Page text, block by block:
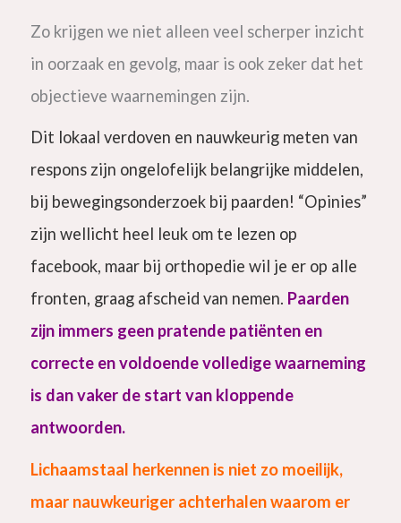
Zo krijgen we niet alleen veel scherper inzicht
in oorzaak en gevolg, maar is ook zeker dat het
objectieve waarnemingen zijn.
Dit lokaal verdoven en nauwkeurig meten van
respons zijn ongelofelijk belangrijke middelen,
bij bewegingsonderzoek bij paarden! “Opinies”
zijn wellicht heel leuk om te lezen op
facebook, maar bij orthopedie wil je er op alle
fronten, graag afscheid van nemen. Paarden
zijn immers geen pratende patiënten en
correcte en voldoende volledige waarneming
is dan vaker de start van kloppende
antwoorden.
Lichaamstaal herkennen is niet zo moeilijk,
maar nauwkeuriger achterhalen waarom er